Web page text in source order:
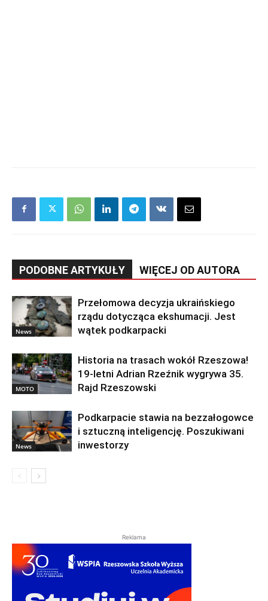
PODOBNE ARTYKUŁY WIĘCEJ OD AUTORA
News
Przełomowa decyzja ukraińskiego
rządu dotycząca ekshumacji. Jest
wątek podkarpacki
MOTO
Historia na trasach wokół Rzeszowa!
19-letni Adrian Rzeźnik wygrywa 35.
Rajd Rzeszowski
News
Podkarpacie stawia na bezzałogowce
i sztuczną inteligencję. Poszukiwani
inwestorzy
Reklama